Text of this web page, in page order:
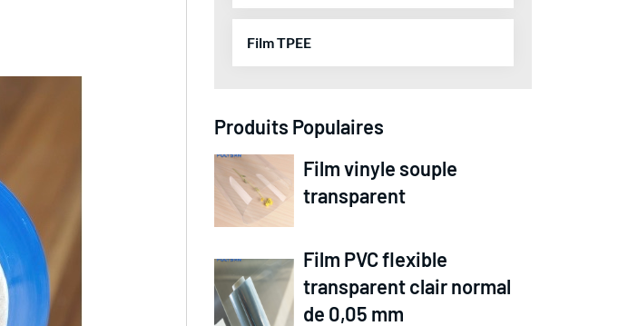
Film TPEE
Produits Populaires
Film vinyle souple
transparent
Film PVC flexible
transparent clair normal
de 0,05 mm